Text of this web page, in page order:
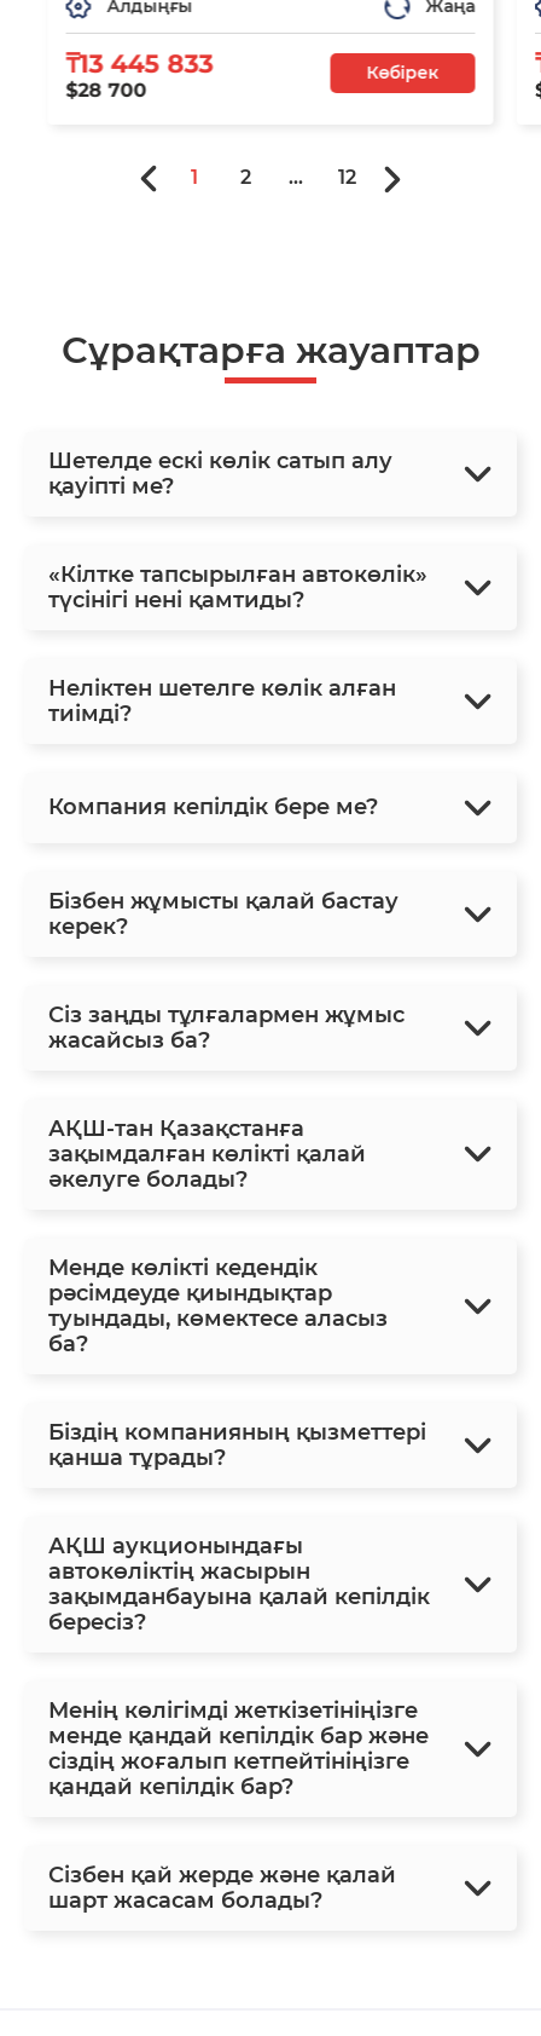
Алдыңғы Жаңа
₸13 445 833
$28 700
Көбірек
1 2 ... 12
Сұрақтарға жауаптар
Шетелде ескі көлік сатып алу
қауіпті ме?
«Кілтке тапсырылған автокөлік»
түсінігі нені қамтиды?
Неліктен шетелге көлік алған
тиімді?
Компания кепілдік бере ме?
Бізбен жұмысты қалай бастау
керек?
Сіз заңды тұлғалармен жұмыс
жасайсыз ба?
АҚШ-тан Қазақстанға
зақымдалған көлікті қалай
әкелуге болады?
Менде көлікті кедендік
рәсімдеуде қиындықтар
туындады, көмектесе аласыз
ба?
Біздің компанияның қызметтері
қанша тұрады?
АҚШ аукционындағы
автокөліктің жасырын
зақымданбауына қалай кепілдік
бересіз?
Менің көлігімді жеткізетініңізге
менде қандай кепілдік бар және
сіздің жоғалып кетпейтініңізге
қандай кепілдік бар?
Сізбен қай жерде және қалай
шарт жасасам болады?